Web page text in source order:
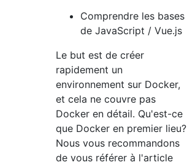
Comprendre les bases
de JavaScript / Vue.js
Le but est de créer
rapidement un
environnement sur Docker,
et cela ne couvre pas
Docker en détail. Qu'est-ce
que Docker en premier lieu?
Nous vous recommandons
de vous référer à l'article